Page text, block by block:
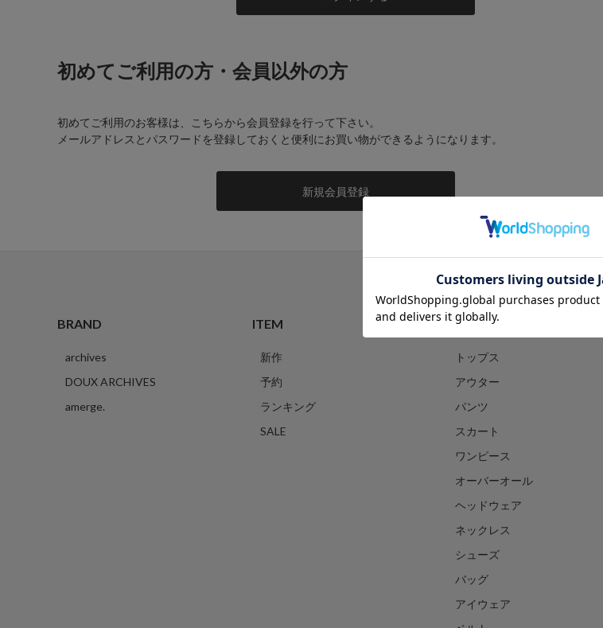
初めてご利用の方・会員以外の方
初めてご利用のお客様は、こちらから会員登録を行って下さい。
メールアドレスとパスワードを登録しておくと便利にお買い物ができるようになります。
BRAND
archives
DOUX ARCHIVES
amerge.
ITEM
新作
予約
ランキング
SALE
CATEGORY
トップス
アウター
パンツ
スカート
ワンピース
オーバーオール
ヘッドウェア
ネックレス
シューズ
バッグ
アイウェア